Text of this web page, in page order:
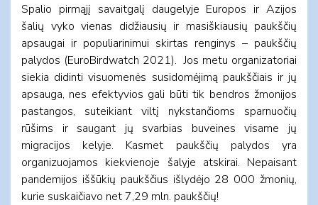
Spalio pirmąjį savaitgalį daugelyje Europos ir Azijos
šalių vyko vienas didžiausių ir masiškiausių paukščių
apsaugai ir populiarinimui skirtas renginys – paukščių
palydos (EuroBirdwatch 2021). Jos metu organizatoriai
siekia didinti visuomenės susidomėjimą paukščiais ir jų
apsauga, nes efektyvios gali būti tik bendros žmonijos
pastangos, suteikiant viltį nykstančioms sparnuočių
rūšims ir saugant jų svarbias buveines visame jų
migracijos kelyje. Kasmet paukščių palydos yra
organizuojamos kiekvienoje šalyje atskirai. Nepaisant
pandemijos iššūkių paukščius išlydėjo 28 000 žmonių,
kurie suskaičiavo net 7,29 mln. paukščių!